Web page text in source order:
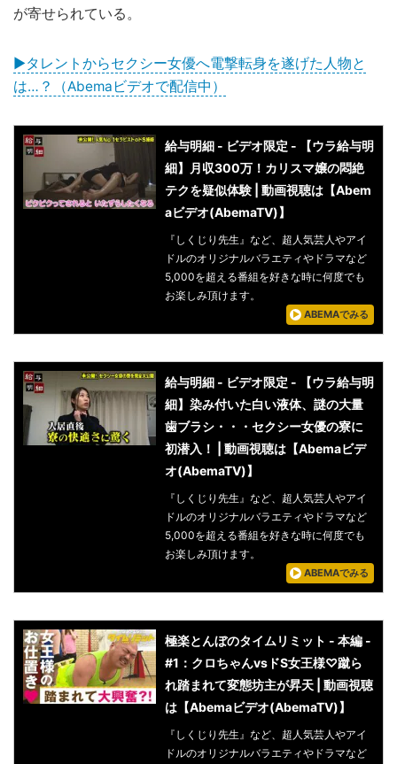
が寄せられている。
▶︎タレントからセクシー女優へ電撃転身を遂げた人物と
は…？（Abemaビデオで配信中）
給与明細 - ビデオ限定 - 【ウラ給与明
細】月収300万！カリスマ嬢の悶絶
テクを疑似体験 | 動画視聴は【Abem
aビデオ(AbemaTV)】
『しくじり先生』など、超人気芸人やアイ
ドルのオリジナルバラエティやドラマなど
5,000を超える番組を好きな時に何度でも
お楽しみ頂けます。
ABEMAでみる
給与明細 - ビデオ限定 - 【ウラ給与明
細】染み付いた白い液体、謎の大量
歯ブラシ・・・セクシー女優の寮に
初潜入！ | 動画視聴は【Abemaビデ
オ(AbemaTV)】
『しくじり先生』など、超人気芸人やアイ
ドルのオリジナルバラエティやドラマなど
5,000を超える番組を好きな時に何度でも
お楽しみ頂けます。
ABEMAでみる
極楽とんぼのタイムリミット - 本編 -
#1：クロちゃんvsドS女王様♡蹴ら
れ踏まれて変態坊主が昇天 | 動画視聴
は【Abemaビデオ(AbemaTV)】
『しくじり先生』など、超人気芸人やアイ
ドルのオリジナルバラエティやドラマなど